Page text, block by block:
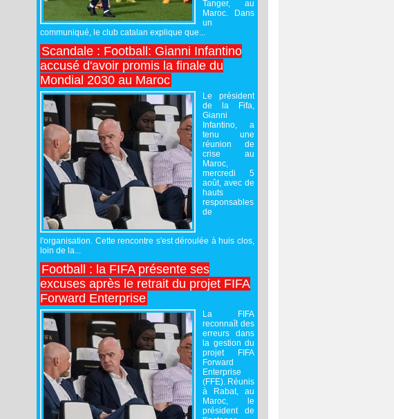
Tanger, au
Maroc. Dans
un
communiqué, le club catalan explique que...
Scandale : Football: Gianni Infantino
accusé d'avoir promis la finale du
Mondial 2030 au Maroc
Le président
de la Fifa,
Gianni
Infantino, a
tenu une
réunion de
crise au
Maroc,
mercredi 5
août, avec de
hauts
responsables
de
l'organisation. Cette rencontre s'est déroulée à huis clos,
loin de la...
Football : la FIFA présente ses
excuses après le retrait du projet FIFA
Forward Enterprise
La FIFA
reconnaît des
erreurs dans
la gestion du
projet FIFA
Forward
Enterprise
(FFE). Réunis
à Rabat, au
Maroc, le
président de